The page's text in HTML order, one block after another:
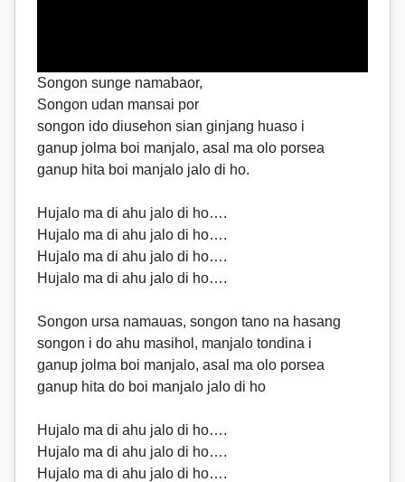
Songon sunge namabaor,
Songon udan mansai por
songon ido diusehon sian ginjang huaso i
ganup jolma boi manjalo, asal ma olo porsea
ganup hita boi manjalo jalo di ho.
Hujalo ma di ahu jalo di ho….
Hujalo ma di ahu jalo di ho….
Hujalo ma di ahu jalo di ho….
Hujalo ma di ahu jalo di ho….
Songon ursa namauas, songon tano na hasang
songon i do ahu masihol, manjalo tondina i
ganup jolma boi manjalo, asal ma olo porsea
ganup hita do boi manjalo jalo di ho
Hujalo ma di ahu jalo di ho….
Hujalo ma di ahu jalo di ho….
Hujalo ma di ahu jalo di ho….